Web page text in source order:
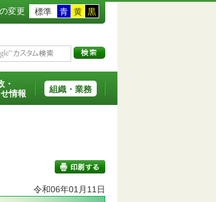
変更 標準 青 黄 黒
・
情報
組織・業務
令和06年01月11日